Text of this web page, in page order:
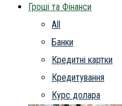
Гроші та Фінанси
All
Банки
Кредитні картки
Кредитування
Курс долара